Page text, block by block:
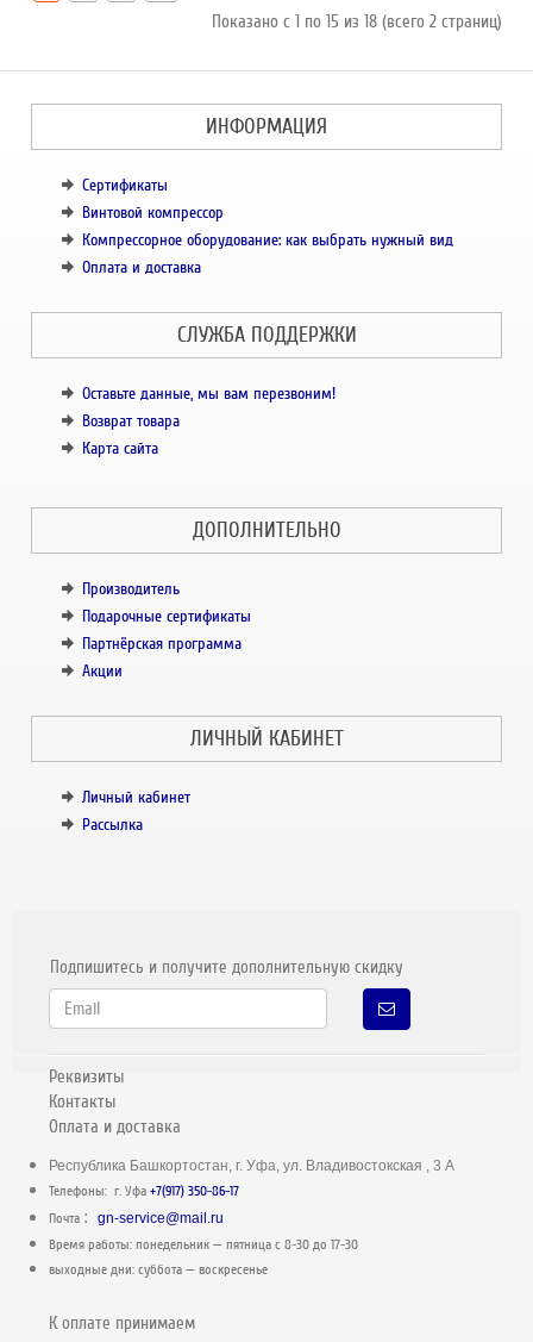
Показано с 1 по 15 из 18 (всего 2 страниц)
ИНФОРМАЦИЯ
Сертификаты
Винтовой компрессор
Компрессорное оборудование: как выбрать нужный вид
Оплата и доставка
СЛУЖБА ПОДДЕРЖКИ
Оставьте данные, мы вам перезвоним!
Возврат товара
Карта сайта
ДОПОЛНИТЕЛЬНО
Производитель
Подарочные сертификаты
Партнёрская программа
Акции
ЛИЧНЫЙ КАБИНЕТ
Личный кабинет
Рассылка
Подпишитесь и получите дополнительную скидку
Реквизиты
Контакты
Оплата и доставка
Республика Башкортостан, г. Уфа, ул. Владивостокская , 3 А
Телефоны: г. Уфа+7(917) 350-86-17
Почта :gn-service@mail.ru
Время работы: понедельник — пятница c 8-30 до 17-30
выходные дни: суббота — воскресенье
К оплате принимаем